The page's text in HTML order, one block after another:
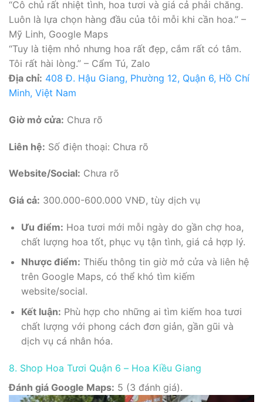
“Cô chủ rất nhiệt tình, hoa tươi và giá cả phải chăng.
Luôn là lựa chọn hàng đầu của tôi mỗi khi cần hoa.” –
Mỹ Linh, Google Maps
“Tuy là tiệm nhỏ nhưng hoa rất đẹp, cắm rất có tâm.
Tôi rất hài lòng.” – Cẩm Tú, Zalo
Địa chỉ: 408 Đ. Hậu Giang, Phường 12, Quận 6, Hồ Chí
Minh, Việt Nam
Giờ mở cửa: Chưa rõ
Liên hệ: Số điện thoại: Chưa rõ
Website/Social: Chưa rõ
Giá cả: 300.000-600.000 VNĐ, tùy dịch vụ
Ưu điểm: Hoa tươi mới mỗi ngày do gần chợ hoa,
chất lượng hoa tốt, phục vụ tận tình, giá cả hợp lý.
Nhược điểm: Thiếu thông tin giờ mở cửa và liên hệ
trên Google Maps, có thể khó tìm kiếm
website/social.
Kết luận: Phù hợp cho những ai tìm kiếm hoa tươi
chất lượng với phong cách đơn giản, gần gũi và
dịch vụ cá nhân hóa.
8. Shop Hoa Tươi Quận 6 – Hoa Kiều Giang
Đánh giá Google Maps: 5 (3 đánh giá).